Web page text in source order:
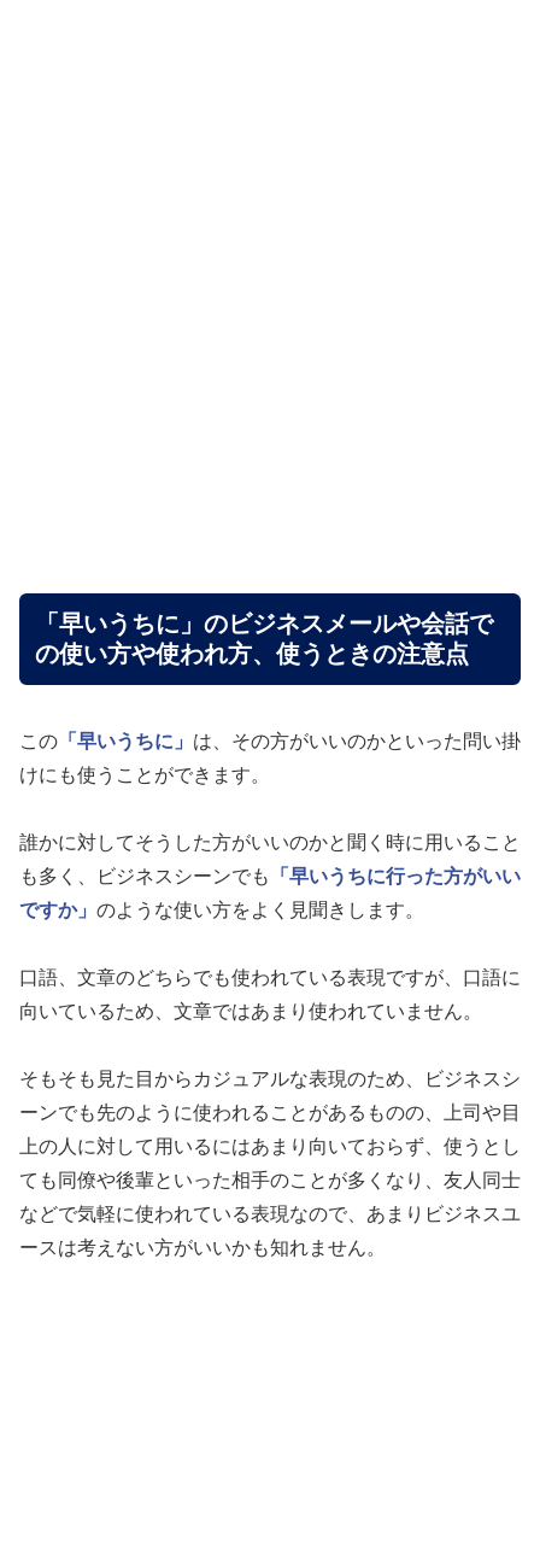
「早いうちに」のビジネスメールや会話で
の使い方や使われ方、使うときの注意点
この 「早いうちに」 は、その方がいいのかといった問い掛
けにも使うことができます。
誰かに対してそうした方がいいのかと聞く時に用いること
も多く、ビジネスシーンでも
「早いうちに行った方がいい
ですか」 のような使い方をよく見聞きします。
口語、文章のどちらでも使われている表現ですが、口語に
向いているため、文章ではあまり使われていません。
そもそも見た目からカジュアルな表現のため、ビジネスシ
ーンでも先のように使われることがあるものの、上司や目
上の人に対して用いるにはあまり向いておらず、使うとし
ても同僚や後輩といった相手のことが多くなり、友人同士
などで気軽に使われている表現なので、あまりビジネスユ
ースは考えない方がいいかも知れません。